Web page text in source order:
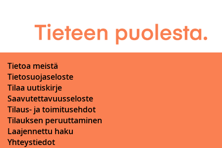
Tietoa meistä
Tietosuojaseloste
Tilaa uutiskirje
Saavutettavuusseloste
Tilaus- ja toimitusehdot
Tilauksen peruuttaminen
Laajennettu haku
Yhteystiedot